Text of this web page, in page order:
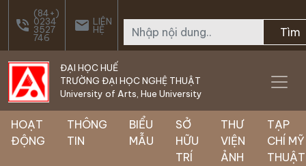
Skip to main content
phone_in_talk
(84+)
0234
3527
746
email LIÊN
HỆ Tìm
ĐẠI HỌC HUẾ
TRƯỜNG ĐẠI HỌC NGHỆ THUẬT
University of Arts, Hue University
HOẠT
ĐỘNG
THÔNG
TIN
BIỂU
MẪU
SỞ
HỮU
TRÍ
THƯ
VIỆN
ẢNH
TẠP
CHÍ MỸ
THUẬT